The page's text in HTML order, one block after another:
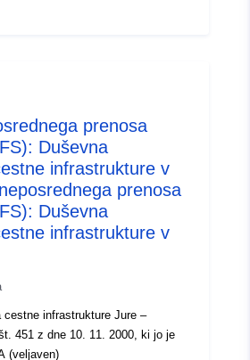
prenosa
Duševna
infrastrukture v
prenosa
Duševna
infrastrukture v
infrastrukture Jure –
451 z dne 10. 11. 2000, ki jo je
(veljaven)